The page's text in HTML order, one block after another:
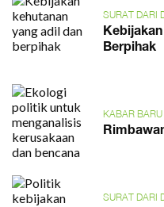
SURAT DARI
Berpihak
KABAR BARU
SURAT DARI